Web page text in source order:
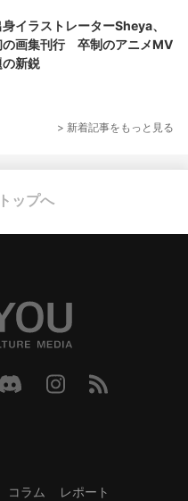
イラストレーターSheya、
の画集刊行 卒制のアニメMV
新鋭
> 新着記事をもっと見る
ップへ
コラム
レポート